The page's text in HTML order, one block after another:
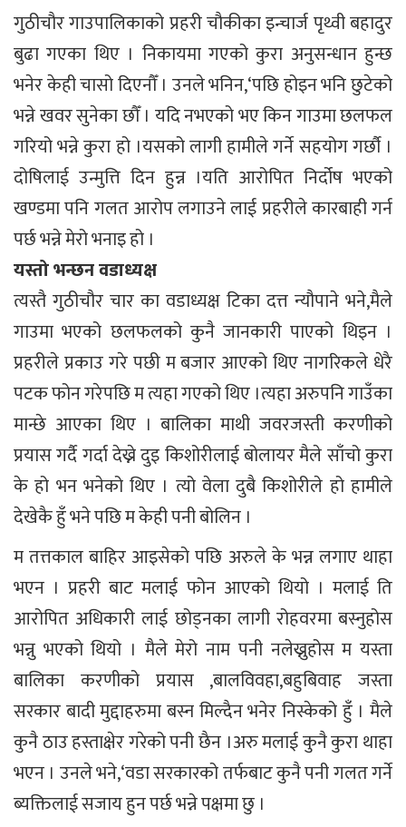
गुठीचौर गाउपालिकाको प्रहरी चौकीका इन्चार्ज पृथ्वी बहादुर
बुढा गएका थिए । निकायमा गएको कुरा अनुसन्धान हुन्छ
भनेर केही चासो दिएनौँ । उनले भनिन,‘पछि होइन भनि छुटेको
भन्ने खवर सुनेका छौँ । यदि नभएको भए किन गाउमा छलफल
गरियो भन्ने कुरा हो ।यसको लागी हामीले गर्ने सहयोग गर्छौ ।
दोषिलाई उन्मुत्ति दिन हुन्न ।यति आरोपित निर्दोष भएको
खण्डमा पनि गलत आरोप लगाउने लाई प्रहरीले कारबाही गर्न
पर्छ भन्ने मेरो भनाइ हो ।
यस्तो भन्छन वडाध्यक्ष
त्यस्तै गुठीचौर चार का वडाध्यक्ष टिका दत्त न्यौपाने भने,मैले
गाउमा भएको छलफलको कुनै जानकारी पाएको थिइन ।
प्रहरीले प्रकाउ गरे पछी म बजार आएको थिए नागरिकले धेरै
पटक फोन गरेपछि म त्यहा गएको थिए ।त्यहा अरुपनि गाउँका
मान्छे आएका थिए । बालिका माथी जवरजस्ती करणीको
प्रयास गर्दै गर्दा देख्ने दुइ किशोरीलाई बोलायर मैले साँचो कुरा
के हो भन भनेको थिए । त्यो वेला दुबै किशोरीले हो हामीले
देखेकै हुँ भने पछि म केही पनी बोलिन ।
म तत्तकाल बाहिर आइसेको पछि अरुले के भन्न लगाए थाहा
भएन । प्रहरी बाट मलाई फोन आएको थियो । मलाई ति
आरोपित अधिकारी लाई छोड्नका लागी रोहवरमा बस्नुहोस
भन्नु भएको थियो । मैले मेरो नाम पनी नलेख्नुहोस म यस्ता
बालिका करणीको प्रयास ,बालविवहा,बहुबिवाह जस्ता
सरकार बादी मुद्दाहरुमा बस्न मिल्दैन भनेर निस्केको हुँ । मैले
कुनै ठाउ हस्ताक्षेर गरेको पनी छैन ।अरु मलाई कुनै कुरा थाहा
भएन । उनले भने,‘वडा सरकारको तर्फबाट कुनै पनी गलत गर्ने
ब्यक्तिलाई सजाय हुन पर्छ भन्ने पक्षमा छु ।